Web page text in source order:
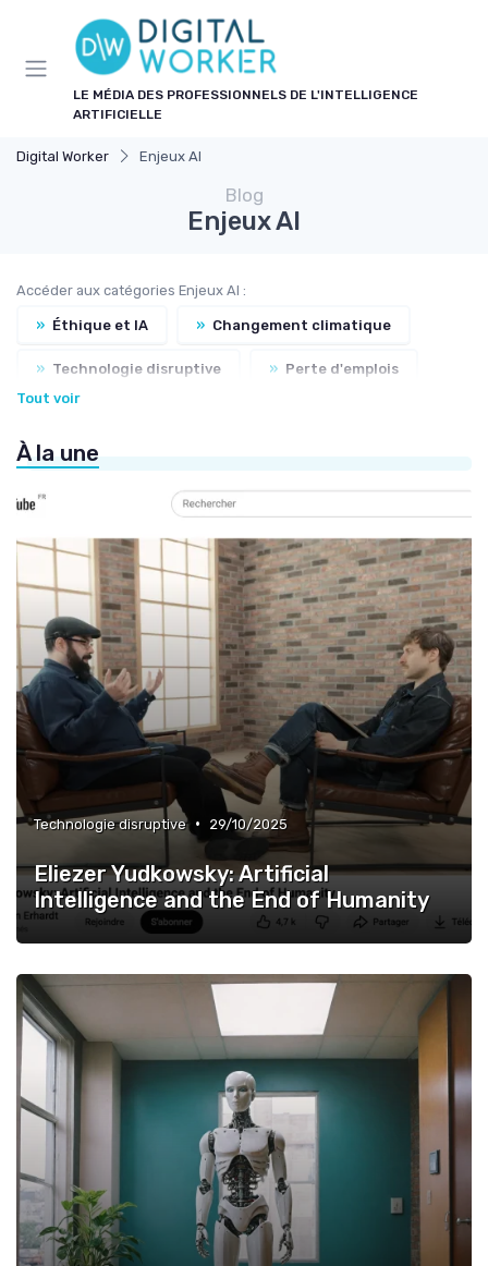
LE MÉDIA DES PROFESSIONNELS DE L'INTELLIGENCE
ARTIFICIELLE
Digital Worker Enjeux AI
Blog
Enjeux AI
Accéder aux catégories Enjeux AI :
» Éthique et IA » Changement climatique
» Technologie disruptive » Perte d'emplois
» Responsabilité
Tout voir
À la une
Technologie disruptive • 29/10/2025
Eliezer Yudkowsky: Artificial
Intelligence and the End of Humanity